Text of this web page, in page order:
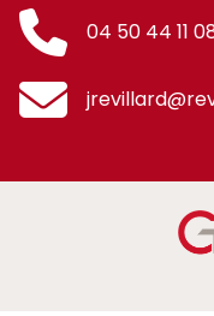
04 50 44 11